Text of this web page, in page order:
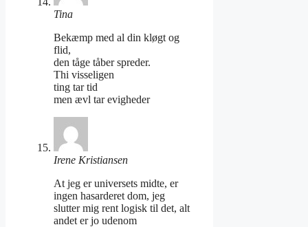
Tina
Bekæmp med al din kløgt og
flid,
den tåge tåber spreder.
Thi visseligen
ting tar tid
men ævl tar evigheder
Irene Kristiansen
At jeg er universets midte, er
ingen hasarderet dom, jeg
slutter mig rent logisk til det, alt
andet er jo udenom